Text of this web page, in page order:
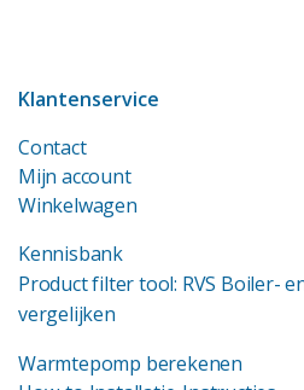
Klantenservice
Contact
Mijn account
Winkelwagen
Kennisbank
Product filter tool: RVS Boiler-
vergelijken
Warmtepomp berekenen